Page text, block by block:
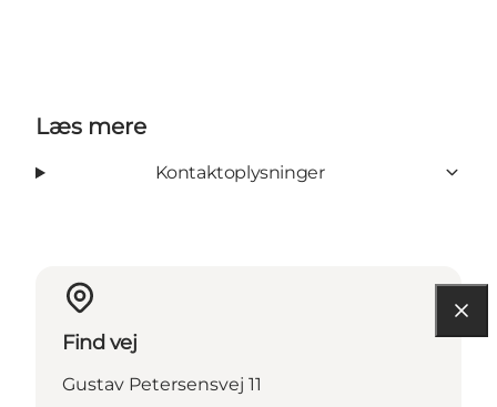
Læs mere
Kontaktoplysninger
Find vej
Gustav Petersensvej 11